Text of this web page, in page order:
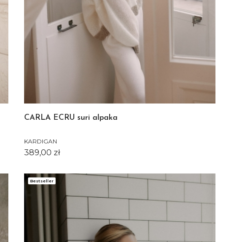
CARLA ECRU suri alpaka
KARDIGAN
Cena
389,00 zł
Bestseller